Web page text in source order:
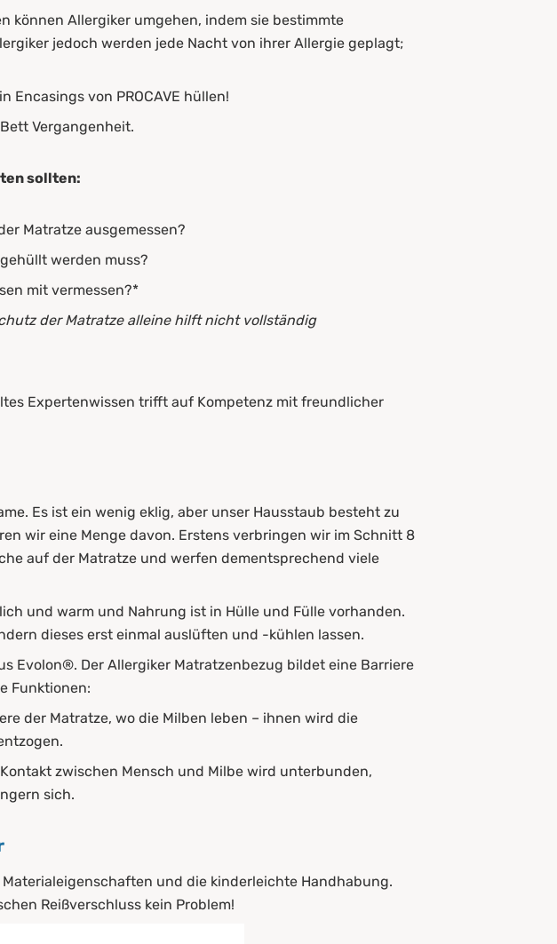
können Allergiker umgehen, indem sie bestimmte
jedoch werden jede Nacht von ihrer Allergie geplagt;
Encasings von PROCAVE hüllen!
Vergangenheit.
sollten:
Matratze ausgemessen?
werden muss?
mit vermessen?*
der Matratze alleine hilft nicht vollständig
Expertenwissen trifft auf Kompetenz mit freundlicher
Es ist ein wenig eklig, aber unser Hausstaub besteht zu
wir eine Menge davon. Erstens verbringen wir im Schnitt 8
auf der Matratze und werfen dementsprechend viele
und warm und Nahrung ist in Hülle und Fülle vorhanden.
dieses erst einmal auslüften und -kühlen lassen.
Evolon®. Der Allergiker Matratzenbezug bildet eine Barriere
Funktionen:
der Matratze, wo die Milben leben – ihnen wird die
zwischen Mensch und Milbe wird unterbunden,
sich.
und die kinderleichte Handhabung.
Reißverschluss kein Problem!